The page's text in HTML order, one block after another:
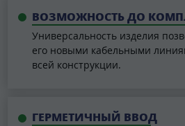
ВОЗМОЖНОСТЬ ДО
Универсальность изделия
его новыми кабельными
всей конструкции.
ГЕРМЕТИЧНЫЙ ВВОД